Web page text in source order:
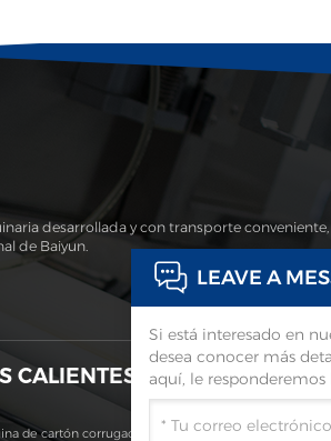
desarrollada y con transporte
de Baiyun.
CALIENTES
de cartón corrugado
Suscribir
Continúe Leyendo,
LEAVE A
Si está interesado en
desea conocer más
aquí, le responderemos